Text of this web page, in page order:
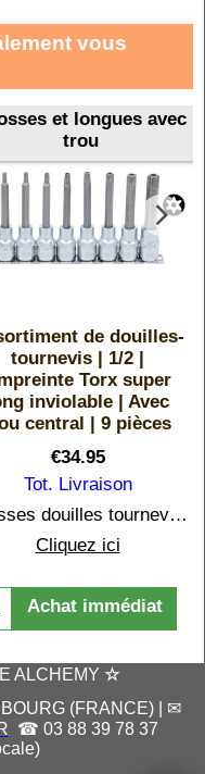
vous
et longues avec
trou
de douilles-
tournevis | 1/2 |
Torx super
inviolable | Avec
central | 9 pièces
€34.95
Tot. Livraison
Grosses douilles tournevis Torx inviolables du T20 au T 60
Cliquez ici
Achat immédiat
ALCHEMY ☆
(FRANCE) | ✉
☎ 03 88 39 78 37